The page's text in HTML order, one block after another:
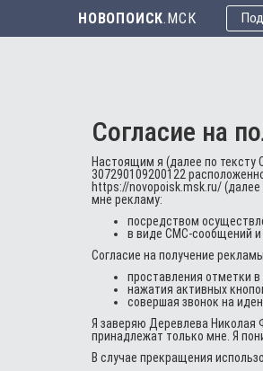
НОВОПОИСК.МСК
Согласие на
Настоящим я (далее по
307290109200122
https://novopoisk.msk.ru/
мне рекламу:
посредством
в виде СМС-сообщений и
Согласие на получение
проставления отметки
нажатия активных
совершая звонок на
Я заверяю Деревлева
принадлежат только мне. Я
В случае прекращения